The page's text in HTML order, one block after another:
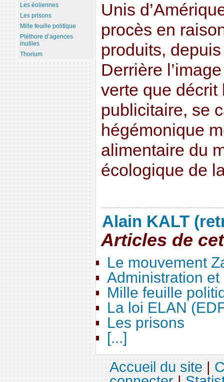
Unis
procès en
produits,
Derrière
verte que décrit
publicitaire, se
hégémonique
alimentaire du
écologique de
Alain KALT
Articles de
Le mouvement
Administration
Mille feuille
La loi ELAN
Les prisons
[...]
Les éoliennes
Les prisons
Mille feuille politique
Pléthore d’agences
inutiles
Thorium
Accueil du site|